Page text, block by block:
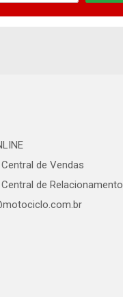
de Vendas
de Relacionamento